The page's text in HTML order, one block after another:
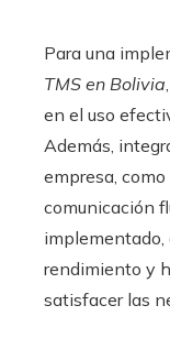
Para una
TMS en Bolivia
en el uso
Además,
empresa,
comunicación
implementado,
rendimiento y
satisfacer las